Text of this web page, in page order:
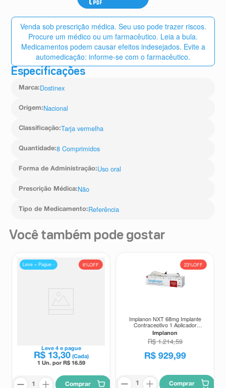
Venda sob prescrição médica. Seu uso pode trazer riscos.
Procure um médico ou um farmacêutico. Leia a bula.
Medicamentos podem causar efeitos indesejados. Evite a
automedicação: informe-se com o farmacêutico.
Especificações
Marca:Dostinex
Origem:Nacional
Classificação:Tarja vermelha
Quantidade:8 Comprimidos
Forma de Administração:Uso oral
Prescrição Médica:Não
Tipo de Medicamento:Referência
Você também pode gostar
6%OFF
Leve + Pague -
Leve4e pague
R$ 13,30 (Cada)
1 Un. por R$ 16.59
Comprar
23%OFF
Implanon NXT 68mg Implante
Contraceptivo 1 Aplicador
Contendo 1 Implante de Uso
Subdérmico
Implanon
R$ 1.214,59
R$ 929,99
Comprar